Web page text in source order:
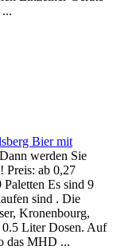
Bier mit
werden Sie
Preis: ab 0,27
Es sind 9
sind . Die
Kronenbourg,
0.5 Liter Dosen. Auf
das MHD ...